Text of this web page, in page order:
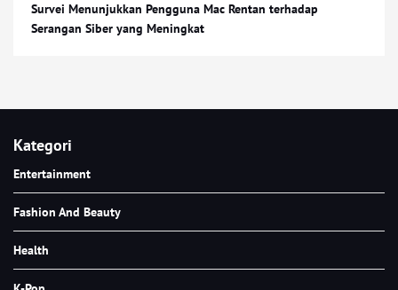
Survei Menunjukkan Pengguna Mac Rentan terhadap
Serangan Siber yang Meningkat
Kategori
Entertainment
Fashion And Beauty
Health